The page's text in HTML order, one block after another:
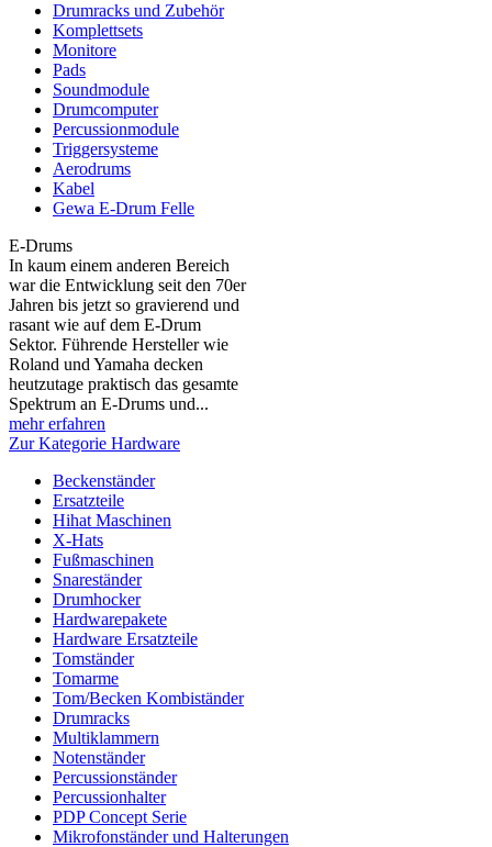
Drumracks und Zubehör
Komplettsets
Monitore
Pads
Soundmodule
Drumcomputer
Percussionmodule
Triggersysteme
Aerodrums
Kabel
Gewa E-Drum Felle
E-Drums
In kaum einem anderen Bereich
war die Entwicklung seit den 70er
Jahren bis jetzt so gravierend und
rasant wie auf dem E-Drum
Sektor. Führende Hersteller wie
Roland und Yamaha decken
heutzutage praktisch das gesamte
Spektrum an E-Drums und...
mehr erfahren
Zur Kategorie Hardware
Beckenständer
Ersatzteile
Hihat Maschinen
X-Hats
Fußmaschinen
Snareständer
Drumhocker
Hardwarepakete
Hardware Ersatzteile
Tomständer
Tomarme
Tom/Becken Kombiständer
Drumracks
Multiklammern
Notenständer
Percussionständer
Percussionhalter
PDP Concept Serie
Mikrofonständer und Halterungen